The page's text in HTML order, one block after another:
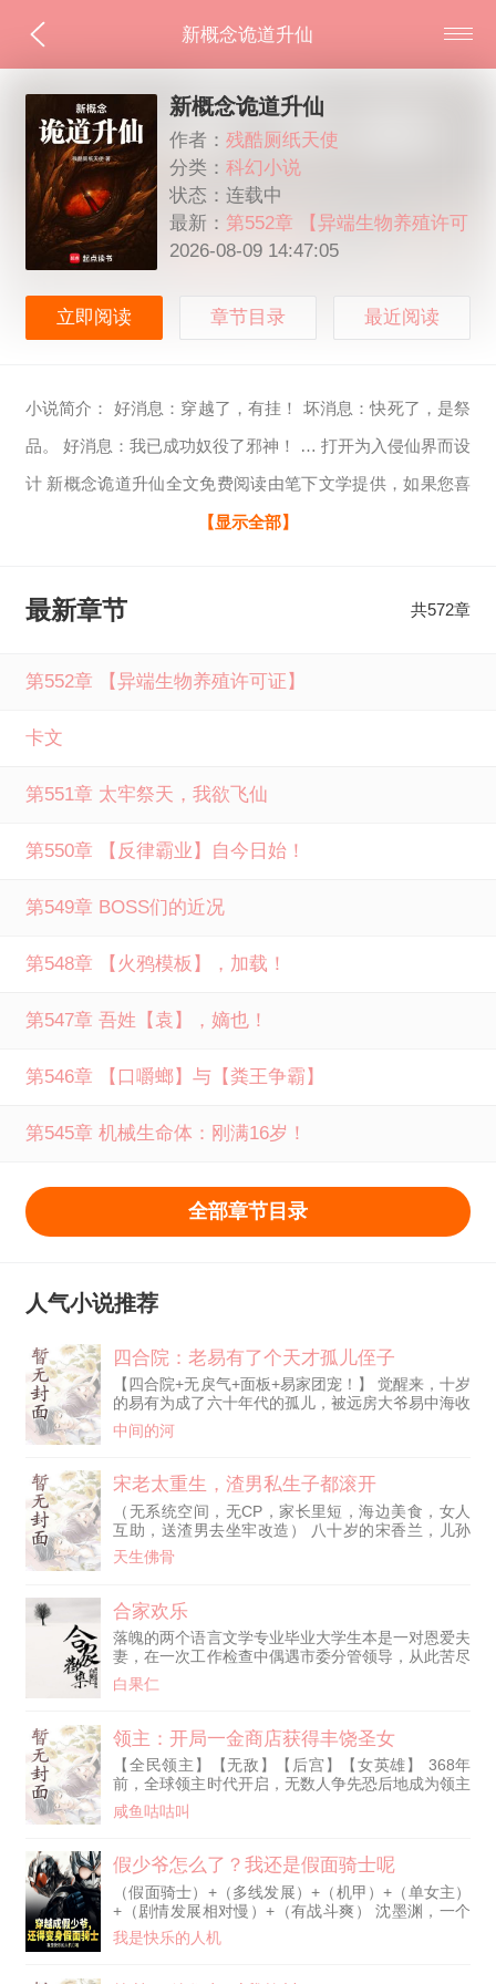
新概念诡道升仙
新概念诡道升仙
作者：残酷厕纸天使
分类：科幻小说
状态：连载中
最新： 第552章 【异端生物养殖许可
证】
2026-08-09 14:47:05
立即阅读 章节目录 最近阅读
小说简介： 好消息：穿越了，有挂！ 坏消息：快死了，是祭
品。 好消息：我已成功奴役了邪神！ … 打开为入侵仙界而设
计 新概念诡道升仙全文免费阅读由笔下文学提供，如果您喜
欢新概念诡道升仙残酷厕纸天使最新章节，请分享给您的好
【显示全部】
最新章节 共572章
第552章 【异端生物养殖许可证】
卡文
第551章 太牢祭天，我欲飞仙
第550章 【反律霸业】自今日始！
第549章 BOSS们的近况
第548章 【火鸦模板】，加载！
第547章 吾姓【袁】，嫡也！
第546章 【口嚼螂】与【粪王争霸】
第545章 机械生命体：刚满16岁！
全部章节目录
人气小说推荐
四合院：老易有了个天才孤儿侄子
【四合院+无戾气+面板+易家团宠！】 觉醒来，十岁
的易有为成了六十年代的孤儿，被远房大爷易中海收
养。 并且还带着面板 从此，老谋深算的易中海画风
突变，成了逢人就夸“我大侄子是文曲星下凡”的炫娃
海恨不得顿顿让易有为吃白面馒头。 在傻柱还在为
秦淮茹一家当牛做马时，易有为已经成了漂亮老师冉
秋叶口中的“小先生”。 禽满四合院？不，现在是我的
温馨游乐园。 秦淮茹
中间的河
宋老太重生，渣男私生子都滚开
（无系统空间，无CP，家长里短，海边美食，女人
互助，送渣男去坐牢改造） 八十岁的宋香兰，儿孙
满堂，却活成了一个笑话。 她为了丈夫，为了儿
女，操劳一生，奉献出自己的全部， 没想到临了的
户。 宋香兰来不及愤怒，更诛心的真相被揭开。 原
来她疼爱了大半辈子的儿子是丈夫和白月光所生，而
被自己厌弃的、已英年早逝的养子才是自己的亲儿
子。 愤怒之下，她点燃瓦斯，和所有人
天生佛骨
合家欢乐
落魄的两个语言文学专业毕业大学生本是一对恩爱夫
妻，在一次工作检查中偶遇市委分管领导，从此苦尽
甘来，前途美好，家兴业旺，美中不足的是，他们的
爱情遭到了玷污。······。
白果仁
领主：开局一金商店获得丰饶圣女
【全民领主】【无敌】【后宫】【女英雄】 368年
前，全球领主时代开启，无数人争先恐后地成为领主
在混沌海内与异族互相征伐，人类为了保护自己的星
球，一方面领主们纷纷在世界泡外组成一条条防线抵
攻入世界泡扼杀竞争者。 苏屿，是个穿越者，加入
成为新手领主进入试炼，也因此开启了【1金商店系
统】。 里面每天刷新5个商品：建筑、图纸、珍贵材
料、兵种、英雄、奇观、词条、
咸鱼咕咕叫
假少爷怎么了？我还是假面骑士呢
（假面骑士）+（多线发展）+（机甲）+（单女主）
+（剧情发展相对慢）+（有战斗爽） 沈墨渊，一个
只想当咸鱼的美少年，一觉醒来发现自己失去了所有
记忆，不过好在还有一个听话的“小弟”，不过后面小
我是快乐的人机